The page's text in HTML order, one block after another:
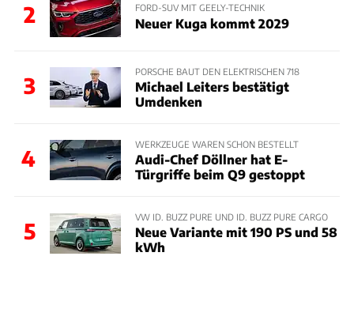
2 FORD-SUV MIT GEELY-TECHNIK
Neuer Kuga kommt 2029
3
PORSCHE BAUT DEN ELEKTRISCHEN 718
Michael Leiters bestätigt
Umdenken
4
WERKZEUGE WAREN SCHON BESTELLT
Audi-Chef Döllner hat E-
Türgriffe beim Q9 gestoppt
5
VW ID. BUZZ PURE UND ID. BUZZ PURE CARGO
Neue Variante mit 190 PS und 58
kWh